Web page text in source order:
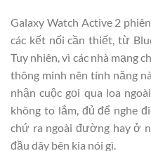
Galaxy Watch Active 2
các kết nối cần thiết, từ
Tuy nhiên, vì các nhà mạng
thông minh nên tính năng
nhận cuộc gọi qua loa
không to lắm, đủ để nghe
chứ ra ngoài đường hay ở
đầu dây bên kia nói gì.